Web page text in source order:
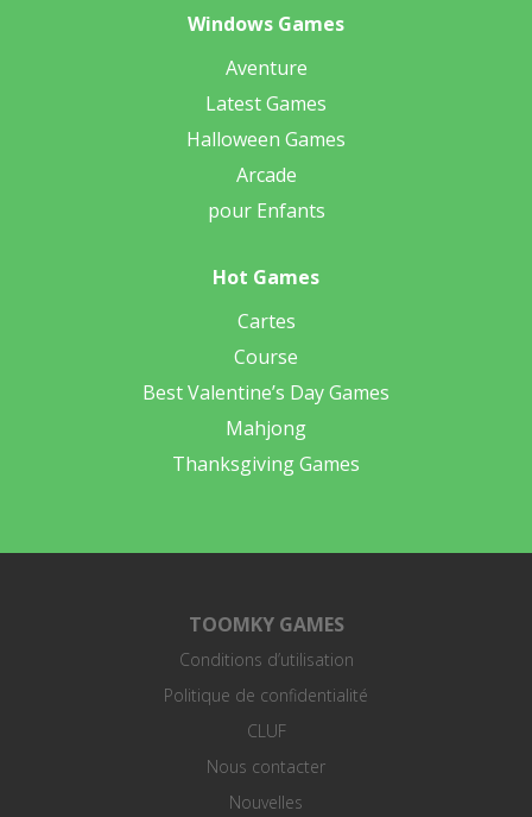
Windows Games
Aventure
Latest Games
Halloween Games
Arcade
pour Enfants
Hot Games
Cartes
Course
Best Valentine’s Day Games
Mahjong
Thanksgiving Games
TOOMKY GAMES
Conditions d’utilisation
Politique de confidentialité
CLUF
Nous contacter
Nouvelles